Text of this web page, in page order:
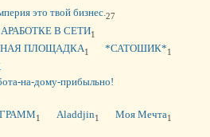
это твой бизнес.27
В СЕТИ1
ПЛОЩАДКА1 *САТОШИК*1
на-дому-прибыльно!
1 Aladdjin1 Моя Мечта1